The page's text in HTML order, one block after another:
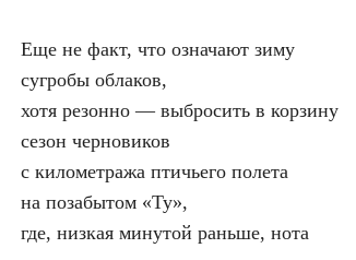
Еще не факт, что означают зиму
сугробы облаков,
хотя резонно — выбросить в корзину
сезон черновиков
с километража птичьего полета
на позабытом «Ту»,
где, низкая минутой раньше, нота